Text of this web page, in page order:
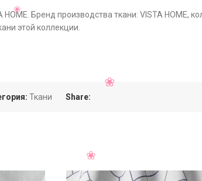
Бренд производства ткани: VISTA HOME,
этой коллекции.
Ткани Share: